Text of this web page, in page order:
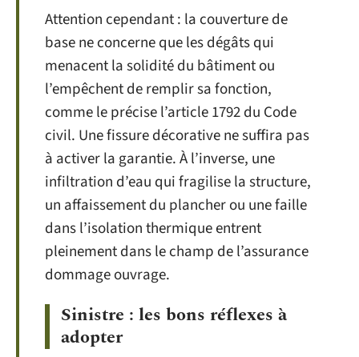
Attention cependant : la couverture de
base ne concerne que les dégâts qui
menacent la solidité du bâtiment ou
l’empêchent de remplir sa fonction,
comme le précise l’article 1792 du Code
civil. Une fissure décorative ne suffira pas
à activer la garantie. À l’inverse, une
infiltration d’eau qui fragilise la structure,
un affaissement du plancher ou une faille
dans l’isolation thermique entrent
pleinement dans le champ de l’assurance
dommage ouvrage.
Sinistre : les bons réflexes à
adopter